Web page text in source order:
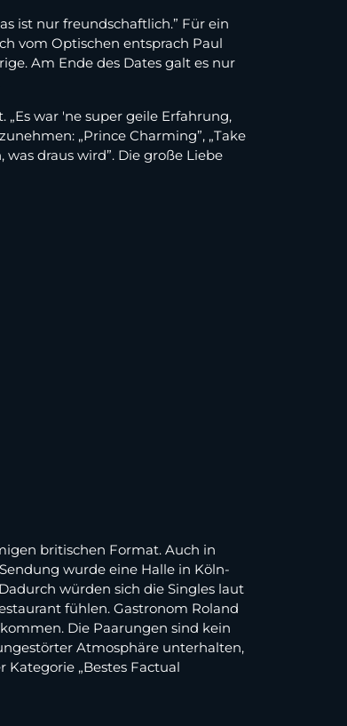
ist nur freundschaftlich.” Für ein
vom Optischen entsprach Paul
Am Ende des Dates galt es nur
war 'ne super geile Erfahrung,
„Prince Charming”, „Take
draus wird”. Die große Liebe
britischen Format. Auch in
wurde eine Halle in Köln-
würden sich die Singles laut
fühlen. Gastronom Roland
Die Paarungen sind kein
Atmosphäre unterhalten,
„Bestes Factual